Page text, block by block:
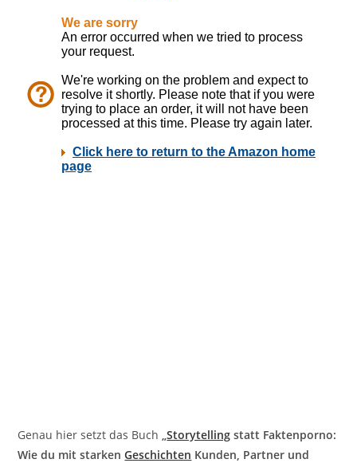
Genau hier setzt das Buch „Storytelling statt Faktenporno:
Wie du mit starkenGeschichten Kunden, Partner und